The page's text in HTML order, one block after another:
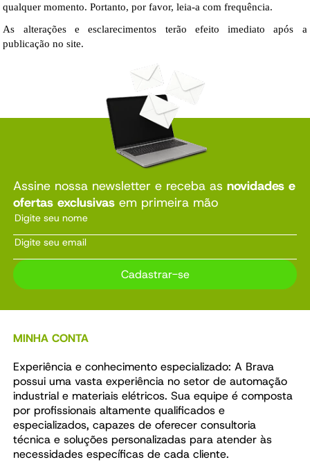
qualquer momento. Portanto, por favor, leia-a com frequência.
As alterações e esclarecimentos terão efeito imediato após a
publicação no site.
Assine nossa newsletter e receba asnovidades e
ofertas exclusivas em primeira mão
Cadastrar-se
MINHA CONTA
Experiência e conhecimento especializado: A Brava
possui uma vasta experiência no setor de automação
industrial e materiais elétricos. Sua equipe é composta
por profissionais altamente qualificados e
especializados, capazes de oferecer consultoria
técnica e soluções personalizadas para atender às
necessidades específicas de cada cliente.